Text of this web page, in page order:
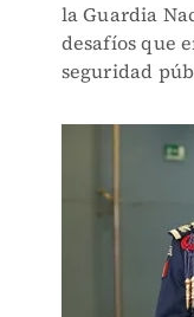
la Guardia
desafíos que
seguridad